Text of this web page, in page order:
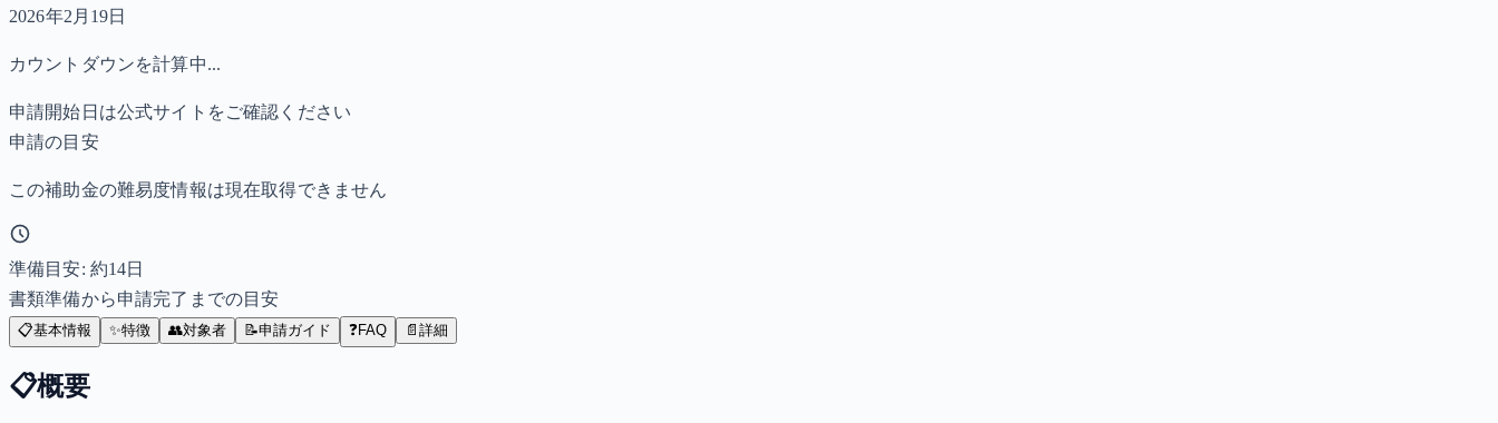
2026年2月19日
カウントダウンを計算中...
申請開始日は公式サイトをご確認ください
申請の目安
この補助金の難易度情報は現在取得できません
準備目安: 約14日
書類準備から申請完了までの目安
📋基本情報 ✨特徴 👥対象者 📝申請ガイド ❓FAQ 📄 詳細
📋概要